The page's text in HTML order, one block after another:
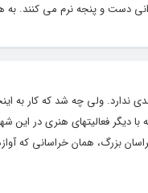
دست و پنجه نرم می کنند. به
ولی چه شد که کار به
دیگر فعالیتهای هنری در این
بزرگ، همان خراسانی که